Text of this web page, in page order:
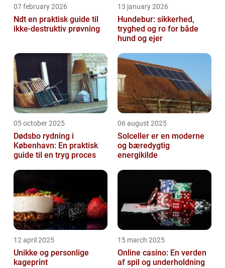
07 february 2026
Ndt en praktisk guide til
ikke-destruktiv prøvning
13 january 2026
Hundebur: sikkerhed,
tryghed og ro for både
hund og ejer
05 october 2025
Dødsbo rydning i
København: En praktisk
guide til en tryg proces
06 august 2025
Solceller er en moderne
og bæredygtig
energikilde
12 april 2025
Unikke og personlige
kageprint
15 march 2025
Online casino: En verden
af spil og underholdning